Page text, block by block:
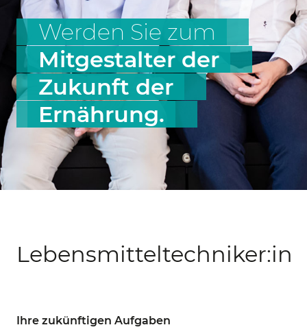
Werden Sie zum
Mitgestalter der
Zukunft der
Ernährung.
Lebensmitteltechniker:in
Ihre zukünftigen Aufgaben